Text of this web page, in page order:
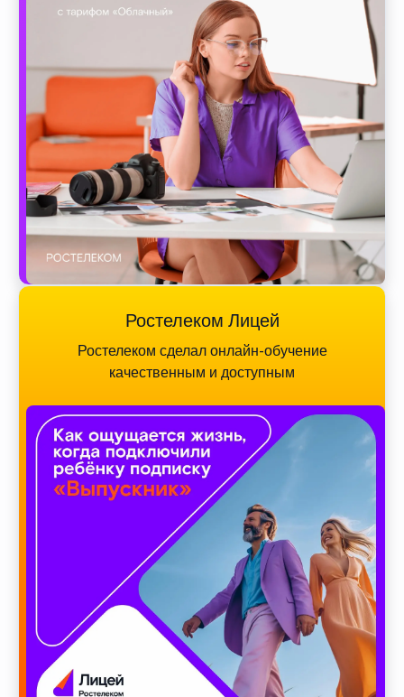
Ростелеком Лицей
Ростелеком сделал онлайн-обучение
качественным и доступным